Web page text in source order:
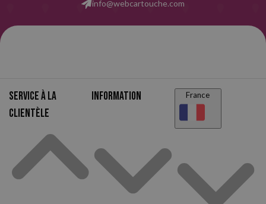
info@webcartouche.com
Service à la
clientèle
Information France